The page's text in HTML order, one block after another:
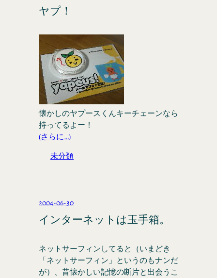
ヤプ！
懐かしのヤプースくんキーチェーンなら
持ってるよー！
(さらに…)
未分類
2004-06-30
インターネットは玉手箱。
ネットサーフィンしてると（いまどき
「ネットサーフィン」というのもナンだ
が）、昔懐かしい記憶の断片と出会うこ